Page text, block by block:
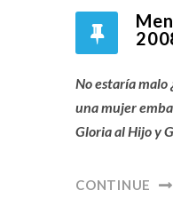
No estaría malo
una mujer
Gloria al Hijo y
CONTINUE